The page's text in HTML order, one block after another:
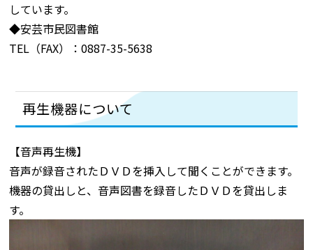
しています。
◆安芸市民図書館
TEL（FAX）：0887-35-5638
再生機器について
【音声再生機】
音声が録音されたＤＶＤを挿入して聞くことができます。
機器の貸出しと、音声図書を録音したＤＶＤを貸出しま
す。